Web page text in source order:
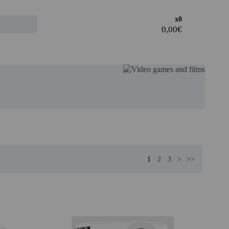
advantages of being a Professional in the sector.
x0
1 2 3 > >>